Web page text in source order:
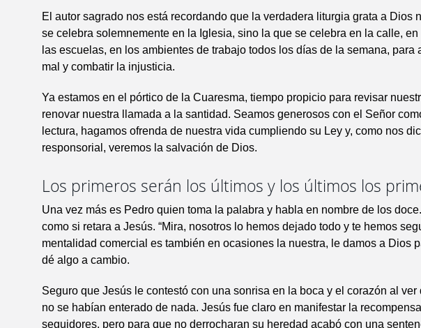
El autor sagrado nos está recordando que la verdadera liturgia grata a Dios
se celebra solemnemente en la Iglesia, sino la que se celebra en la calle,
las escuelas, en los ambientes de trabajo todos los días de la semana, para
mal y combatir la injusticia.
Ya estamos en el pórtico de la Cuaresma, tiempo propicio para revisar
renovar nuestra llamada a la santidad. Seamos generosos con el Señor
lectura, hagamos ofrenda de nuestra vida cumpliendo su Ley y, como nos
responsorial, veremos la salvación de Dios.
Los primeros serán los últimos y los últimos los
Una vez más es Pedro quien toma la palabra y habla en nombre de los
como si retara a Jesús. “Mira, nosotros lo hemos dejado todo y te hemos
mentalidad comercial es también en ocasiones la nuestra, le damos a Dios
dé algo a cambio.
Seguro que Jesús le contestó con una sonrisa en la boca y el corazón al ver
no se habían enterado de nada. Jesús fue claro en manifestar la
seguidores, pero para que no derrocharan su heredad acabó con una